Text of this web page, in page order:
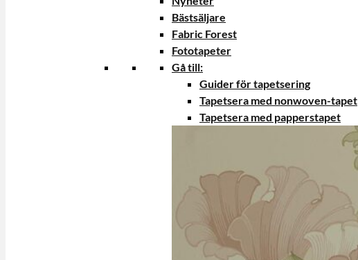
Bästsäljare
Fabric Forest
Fototapeter
Gå till:
Guider för tapetsering
Tapetsera med nonwoven-tapet
Tapetsera med papperstapet